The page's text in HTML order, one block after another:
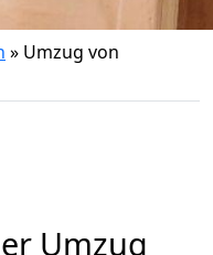
» Umzug von
Umzug